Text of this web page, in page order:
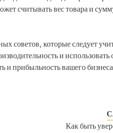
считывать вес товара и
советов, которые следует
и использовать
и прибыльность вашего
Как быть